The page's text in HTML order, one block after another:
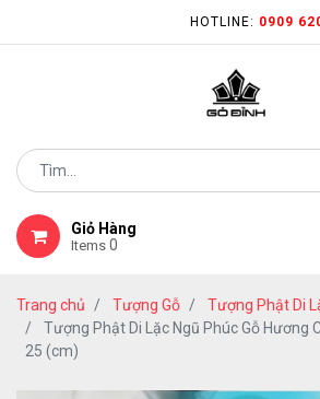
HOTLINE: 0909
Giỏ Hàng
Items 0
Trang chủ Tượng Gỗ
Tượng Phật Di
Tượng Phật Di Lặc Ngũ Phúc Gỗ Hương
25 (cm)